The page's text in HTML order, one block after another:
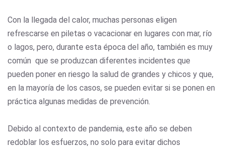
Con la llegada del calor, muchas personas eligen
refrescarse en piletas o vacacionar en lugares con mar, río
o lagos, pero, durante esta época del año, también es muy
común que se produzcan diferentes incidentes que
pueden poner en riesgo la salud de grandes y chicos y que,
en la mayoría de los casos, se pueden evitar si se ponen en
práctica algunas medidas de prevención.
Debido al contexto de pandemia, este año se deben
redoblar los esfuerzos, no solo para evitar dichos